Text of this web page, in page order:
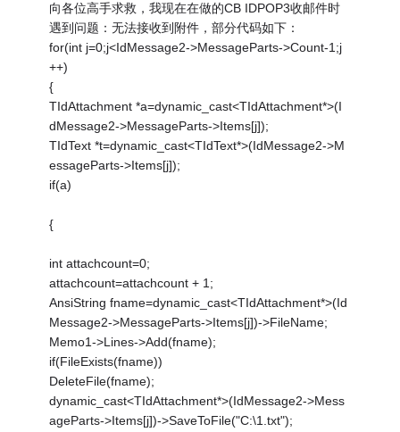
向各位高手求救，我现在在做的CB IDPOP3收邮件时
遇到问题：无法接收到附件，部分代码如下：
for(int j=0;j<IdMessage2->MessageParts->Count-1;j
++)
{
TIdAttachment *a=dynamic_cast<TIdAttachment*>(I
dMessage2->MessageParts->Items[j]);
TIdText *t=dynamic_cast<TIdText*>(IdMessage2->M
essageParts->Items[j]);
if(a)
{
int attachcount=0;
attachcount=attachcount + 1;
AnsiString fname=dynamic_cast<TIdAttachment*>(Id
Message2->MessageParts->Items[j])->FileName;
Memo1->Lines->Add(fname);
if(FileExists(fname))
DeleteFile(fname);
dynamic_cast<TIdAttachment*>(IdMessage2->Mess
ageParts->Items[j])->SaveToFile("C:\1.txt");